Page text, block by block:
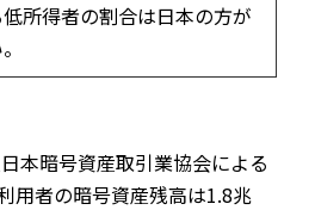
所得者の割合は日本の方が
本暗号資産取引業協会による
用者の暗号資産残高は1.8兆